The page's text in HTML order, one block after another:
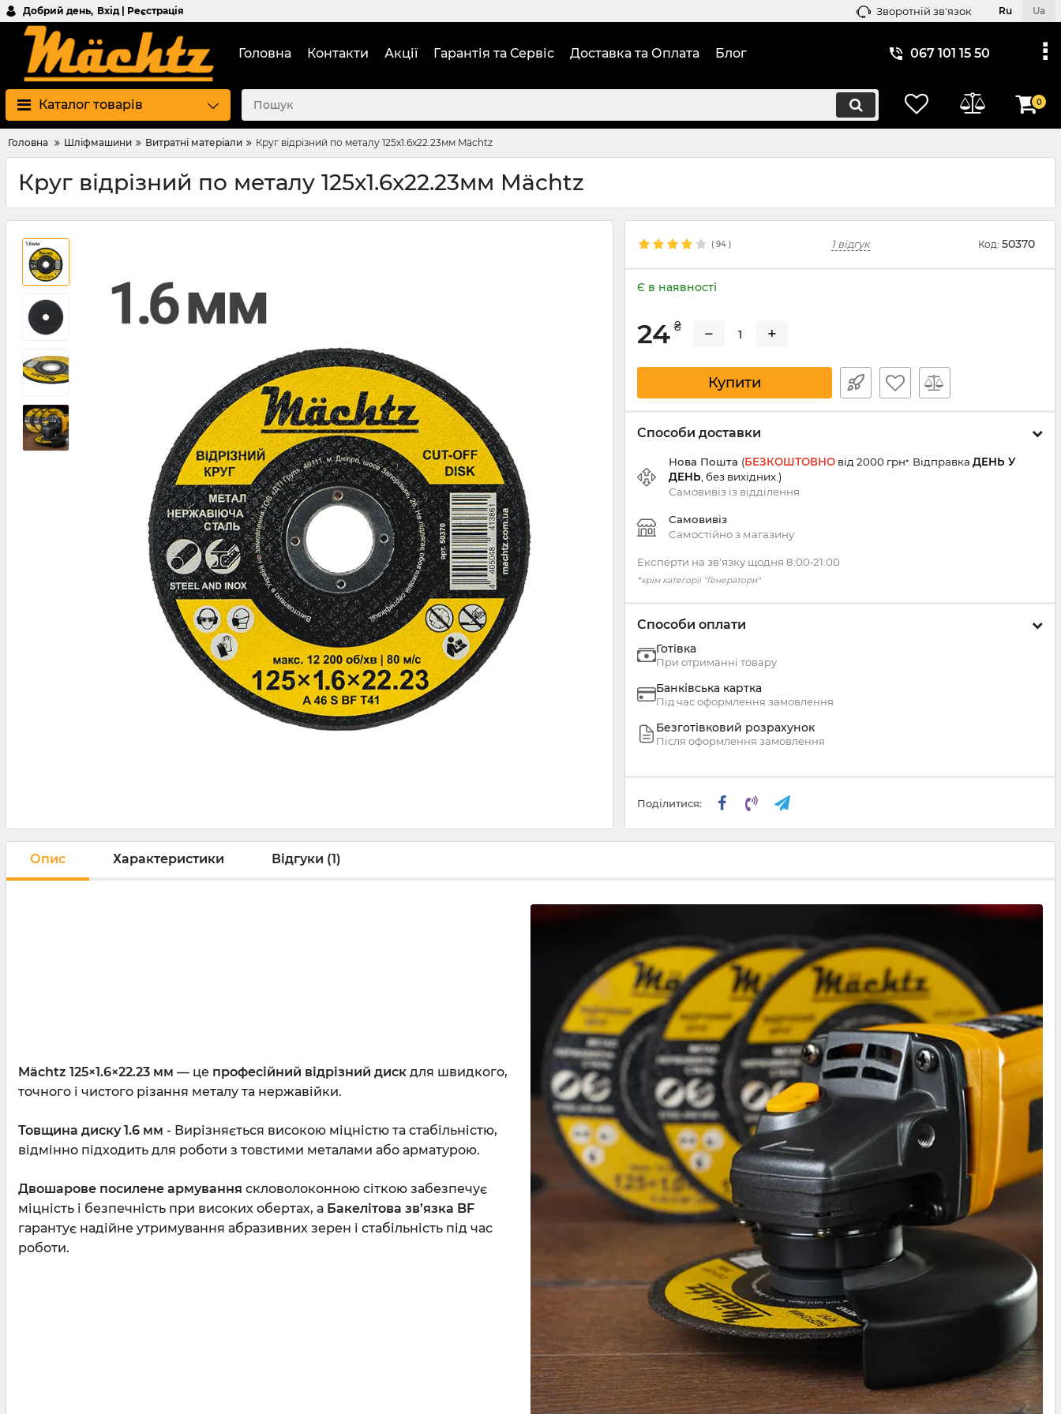
Добрий день, Вхід | Реєстрація Зворотній зв'язок Ru Ua
Головна Контакти Акції Гарантія та Сервіс Доставка та Оплата Блог 067 101 15 50
Каталог товарів 0
Головна Шліфмашини Витратні матеріали Круг відрізний по металу 125x1.6x22.23мм Mächtz
Круг відрізний по металу 125x1.6x22.23мм Mächtz
( 94 ) 1 відгук Код: 50370
Є в наявності
24 ₴ − +
Купити
Способи доставки
Нова Пошта (БЕЗКОШТОВНО від 2000 грн*. Відправка ДЕНЬ У
ДЕНЬ , без вихідних.)
Самовивіз із відділення
Самовивіз
Самостійно з магазину
Експерти на зв'язку щодня 8:00‑21:00
*крім категорії "Генератори"
Способи оплати
Готівка
При отриманні товару
Банківська картка
Під час оформлення замовлення
Безготівковий розрахунок
Після оформлення замовлення
Поділитися:
Опис Характеристики Відгуки (1)
Mächtz 125×1.6×22.23 мм — це професійний відрізний диск для швидкого,
точного і чистого різання металу та нержавійки.
Товщина диску 1.6 мм - Вирізняється високою міцністю та стабільністю,
відмінно підходить для роботи з товстими металами або арматурою.
Двошарове посилене армування скловолоконною сіткою забезпечує
міцність і безпечність при високих обертах, а Бакелітова зв’язка BF
гарантує надійне утримування абразивних зерен і стабільність під час
роботи.